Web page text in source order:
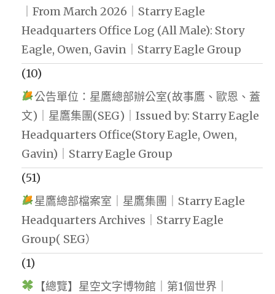
｜From March 2026｜Starry Eagle
Headquarters Office Log (All Male): Story
Eagle, Owen, Gavin｜Starry Eagle Group
(10)
公告單位：星鷹總部辦公室(故事鷹、歐恩、蓋
文)｜星鷹集團(SEG)｜Issued by: Starry Eagle
Headquarters Office(Story Eagle, Owen,
Gavin)｜Starry Eagle Group
(51)
星鷹總部檔案室｜星鷹集團｜Starry Eagle
Headquarters Archives｜Starry Eagle
Group( SEG）
(1)
【總覽】星空文字博物館｜第1個世界｜